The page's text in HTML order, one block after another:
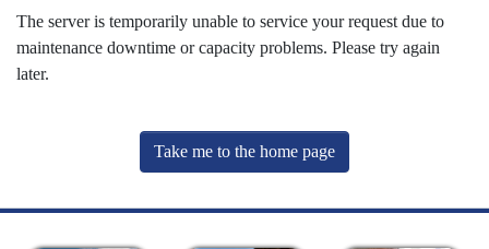
The server is temporarily unable to service your request due to
maintenance downtime or capacity problems. Please try again
later.
Take me to the home page